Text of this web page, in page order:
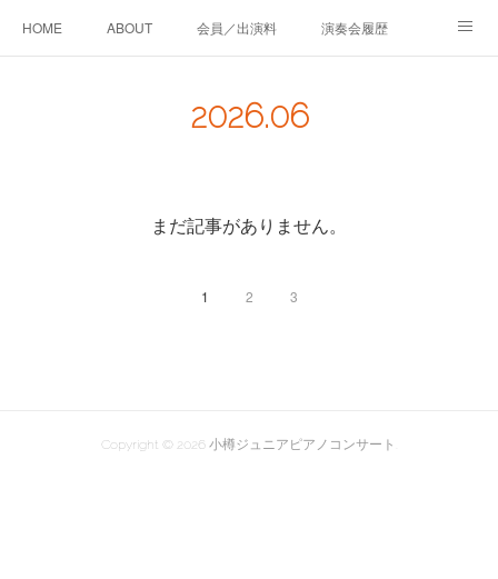
HOME ABOUT 会員／出演料 演奏会履歴
2026.06
まだ記事がありません。
1 2 3
Copyright © 2026 小樽ジュニアピアノコンサート